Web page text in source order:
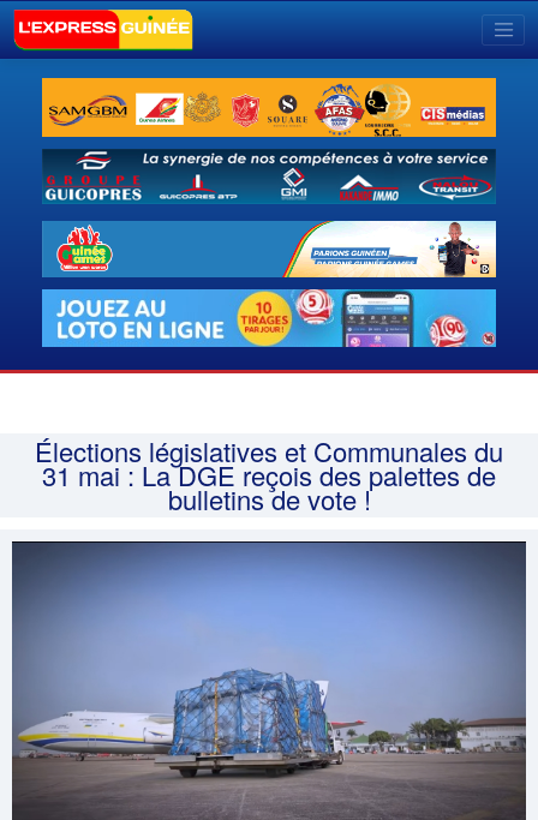
Élections législatives et Communales du
31 mai : La DGE reçois des palettes de
bulletins de vote !